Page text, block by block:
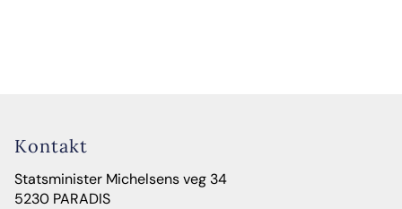
Kontakt
Statsminister Michelsens veg 34
5230 PARADIS